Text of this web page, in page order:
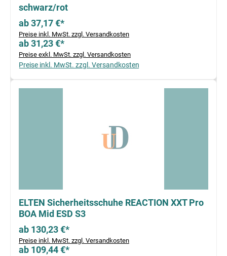
schwarz/rot
ab 37,17 €*
Preise inkl. MwSt. zzgl. Versandkosten
ab 31,23 €*
Preise exkl. MwSt. zzgl. Versandkosten
Preise inkl. MwSt. zzgl. Versandkosten
ELTEN Sicherheitsschuhe REACTION XXT Pro
BOA Mid ESD S3
ab 130,23 €*
Preise inkl. MwSt. zzgl. Versandkosten
ab 109,44 €*